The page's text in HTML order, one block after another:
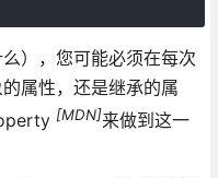
），您可能必须在每次
属性，还是继承的属
[MDN]来做到这一